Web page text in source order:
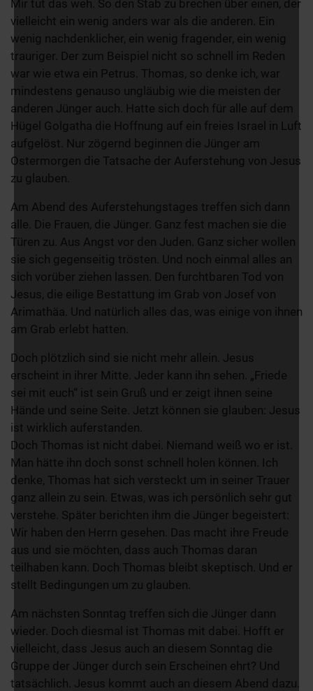
Mir tut das weh. So den Stab zu brechen über einen, der
vielleicht ein wenig anders war als die anderen. Ein
wenig nachdenklicher, ein wenig fragender, ein wenig
trauriger. Der zum Beispiel nicht so schnell im Reden
war wie etwa ein Petrus. Thomas, so denke ich, war
mindestens genauso ungläubig wie die meisten der
anderen Jünger auch. Hatte sich doch für alle auf dem
Hügel Golgatha die Hoffnung auf ein freies Israel in Luft
aufgelöst. Nur zögernd beginnen die Jünger am
Ostermorgen die Tatsache der Auferstehung von Jesus
zu glauben.
Am Abend des Auferstehungstages treffen sich dann
alle. Die Frauen, die Jünger. Ganz fest machen sie die
Türen zu. Aus Angst vor den Juden. Ganz sicher wollen
sie sich gegenseitig trösten. Und noch einmal alles an
sich vorüber ziehen lassen. Den furchtbaren Tod von
Jesus, die eilige Bestattung im Grab von Josef von
Arimathäa. Und natürlich alles das, was einige von ihnen
am Grab erlebt hatten.
Doch plötzlich sind sie nicht mehr allein. Jesus
erscheint in ihrer Mitte. Jeder kann ihn sehen. „Friede
sei mit euch“ ist sein Gruß und er zeigt ihnen seine
Hände und seine Seite. Jetzt können sie glauben: Jesus
ist wirklich auferstanden.
Doch Thomas ist nicht dabei. Niemand weiß wo er ist.
Man hätte ihn doch sonst schnell holen können. Ich
denke, Thomas hat sich versteckt um in seiner Trauer
ganz allein zu sein. Etwas, was ich persönlich sehr gut
verstehe. Später berichten ihm die Jünger begeistert:
Wir haben den Herrn gesehen. Das macht ihre Freude
aus und sie möchten, dass auch Thomas daran
teilhaben kann. Doch Thomas bleibt skeptisch. Und er
stellt Bedingungen um zu glauben.
Am nächsten Sonntag treffen sich die Jünger dann
wieder. Doch diesmal ist Thomas mit dabei. Hofft er
vielleicht, dass Jesus auch an diesem Sonntag die
Gruppe der Jünger durch sein Erscheinen ehrt? Und
tatsächlich. Jesus kommt auch an diesem Abend dazu.